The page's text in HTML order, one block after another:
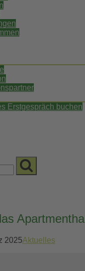
Erstgespräch buchen
2025Aktuelles